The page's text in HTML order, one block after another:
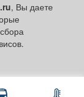
, Вы даете